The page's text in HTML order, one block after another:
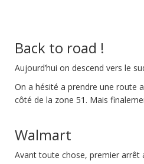
Back to road !
Aujourd’hui on descend vers le
On a hésité a prendre une route
côté de la zone 51. Mais
Walmart
Avant toute chose, premier arrêt